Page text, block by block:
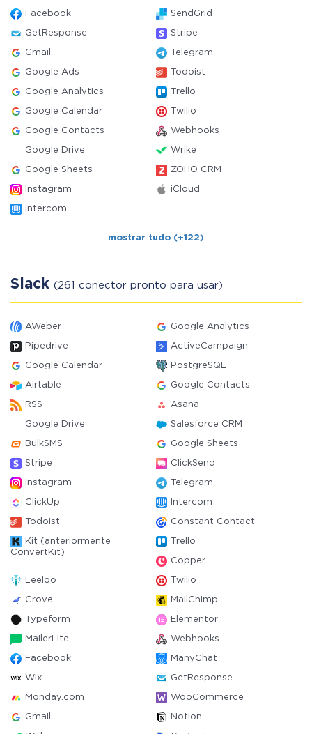
Facebook SendGrid
GetResponse Stripe
Gmail Telegram
Google Ads Todoist
Google Analytics Trello
Google Calendar Twilio
Google Contacts Webhooks
Google Drive Wrike
Google Sheets ZOHO CRM
Instagram iCloud
Intercom
mostrar tudo (+122)
Slack (261 conector pronto para usar)
AWeber Google Analytics
Pipedrive ActiveCampaign
Google Calendar PostgreSQL
Airtable Google Contacts
RSS Asana
Google Drive Salesforce CRM
BulkSMS Google Sheets
Stripe ClickSend
Instagram Telegram
ClickUp Intercom
Todoist Constant Contact
Kit (anteriormente
ConvertKit)
Trello
Copper
Leeloo Twilio
Crove MailChimp
Typeform Elementor
MailerLite Webhooks
Facebook ManyChat
Wix GetResponse
Monday.com WooCommerce
Gmail Notion